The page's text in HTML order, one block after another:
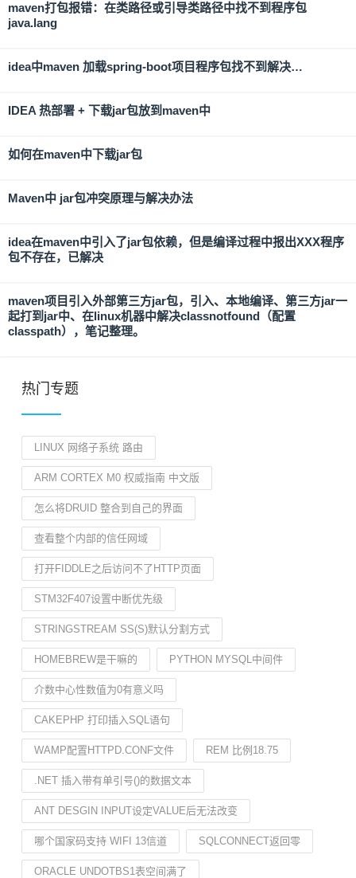
maven打包报错：在类路径或引导类路径中找不到程序包
java.lang
idea中maven 加载spring-boot项目程序包找不到解决…
IDEA 热部署 + 下载jar包放到maven中
如何在maven中下载jar包
Maven中 jar包冲突原理与解决办法
idea在maven中引入了jar包依赖，但是编译过程中报出XXX程序
包不存在，已解决
maven项目引入外部第三方jar包，引入、本地编译、第三方jar一
起打到jar中、在linux机器中解决classnotfound（配置
classpath），笔记整理。
热门专题
LINUX 网络子系统 路由
ARM CORTEX M0 权威指南 中文版
怎么将DRUID 整合到自己的界面
查看整个内部的信任网域
打开FIDDLE之后访问不了HTTP页面
STM32F407设置中断优先级
STRINGSTREAM SS(S)默认分割方式
HOMEBREW是干嘛的 PYTHON MYSQL中间件
介数中心性数值为0有意义吗
CAKEPHP 打印插入SQL语句
WAMP配置HTTPD.CONF文件 REM 比例18.75
.NET 插入带有单引号()的数据文本
ANT DESGIN INPUT设定VALUE后无法改变
哪个国家码支持 WIFI 13信道 SQLCONNECT返回零
ORACLE UNDOTBS1表空间满了